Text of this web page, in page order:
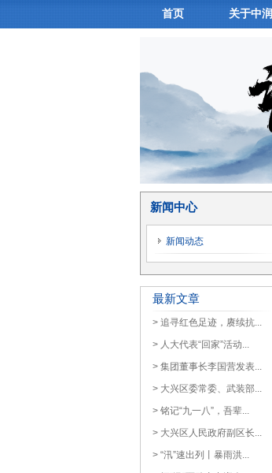
首页 关于中润
新闻中心
新闻动态
最新文章
> 追寻红色足迹，赓续抗...
> 人大代表“回家”活动...
> 集团董事长李国营发表...
> 大兴区委常委、武装部...
> 铭记“九一八”，吾辈...
> 大兴区人民政府副区长...
> “汛”速出列丨暴雨洪...